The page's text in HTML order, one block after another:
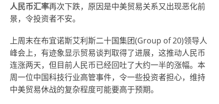
人民币汇率再次下跌，原因是中美贸易关系又出现恶化前
景，令投资者不安。
上周末在布宜诺斯艾利斯二十国集团(Group of 20)领导人
峰会上，有迹象显示贸易谈判取得了进展，这推动人民币
连涨两天，但目前人民币已经回吐了大约一半的涨幅。本
周一位中国科技行业高管事件，令一些投资者担心，维持
中美贸易休战的复杂程度可能要高于预期。